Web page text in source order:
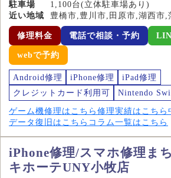
駐車場
1,100台(立体駐車場あり)
近い地域
豊橋市,豊川市,田原市,湖西市,
修理料金 電話で相談・予約
webで予約
Android修理 iPhone修理
iPad修理
クレジットカード利用可
Nintendo
ゲーム機修理はこちら 修理実績はこちら
データ復旧はこちら コラム一覧はこちら
iPhone修理/スマホ修理ま
キホーテUNY小牧店